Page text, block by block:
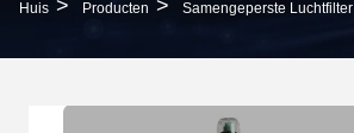
Huis > Producten > Samengeperste Luchtfilter